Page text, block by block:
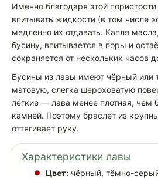
Именно благодаря этой
впитывать жидкости (в том числе
медленно их отдавать. Капля
бусину, впитывается в поры и
сохраняется от нескольких часов
Бусины из лавы имеют чёрный или
матовую, слегка шероховатую
лёгкие — лава менее плотная, чем
камней. Поэтому браслет из
оттягивает руку.
Характеристики лавы
Цвет: чёрный, тёмно-